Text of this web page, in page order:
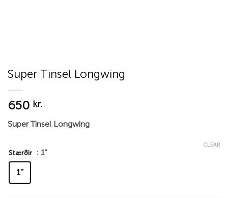
Super Tinsel Longwing
650 kr.
Super Tinsel Longwing
Stærðir : 1"
1"
CLEAR